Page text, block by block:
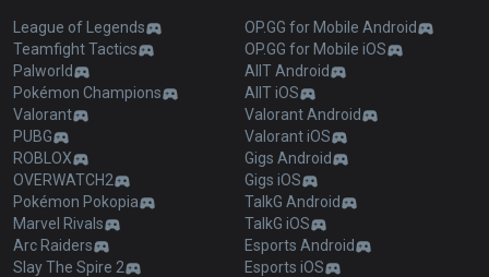
League of Legends
Teamfight Tactics
Palworld
Pokémon Champions
Valorant
PUBG
ROBLOX
OVERWATCH2
Pokémon Pokopia
Marvel Rivals
Arc Raiders
Slay The Spire 2
OP.GG for Mobile Android
OP.GG for Mobile iOS
AllT Android
AllT iOS
Valorant Android
Valorant iOS
Gigs Android
Gigs iOS
TalkG Android
TalkG iOS
Esports Android
Esports iOS